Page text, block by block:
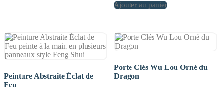
69,90 €.59,90 €.
Ajouter au panier
Peinture Abstraite Éclat de
Feu
Porte Clés Wu Lou Orné du
Dragon